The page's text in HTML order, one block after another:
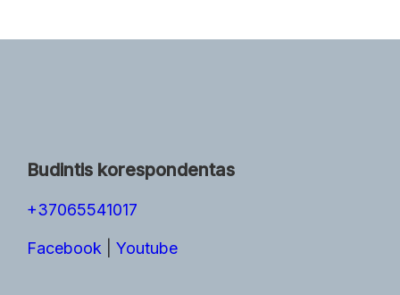
Budintis korespondentas
+37065541017
Facebook Youtube